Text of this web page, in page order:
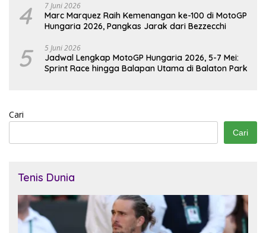
4 7 Juni 2026
Marc Marquez Raih Kemenangan ke-100 di MotoGP
Hungaria 2026, Pangkas Jarak dari Bezzecchi
5 5 Juni 2026
Jadwal Lengkap MotoGP Hungaria 2026, 5-7 Mei:
Sprint Race hingga Balapan Utama di Balaton Park
Cari
Cari
Tenis Dunia